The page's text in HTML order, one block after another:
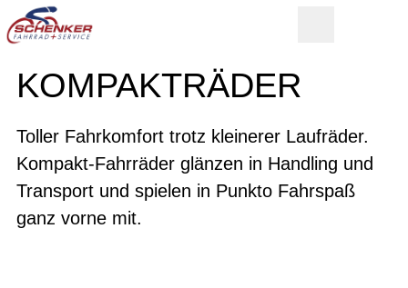
KOMPAKTRÄDER
Toller Fahrkomfort trotz kleinerer Laufräder.
Kompakt-Fahrräder glänzen in Handling und
Transport und spielen in Punkto Fahrspaß
ganz vorne mit.